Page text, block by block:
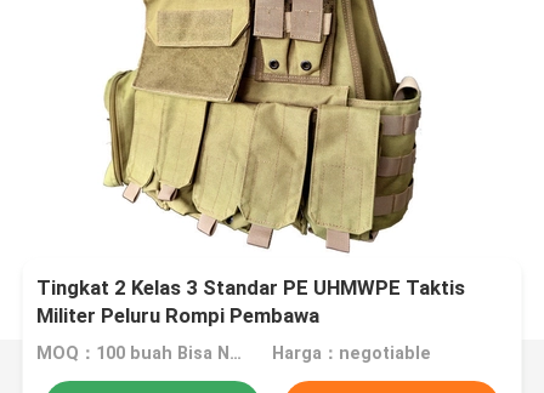
Tingkat 2 Kelas 3 Standar PE UHMWPE Taktis
Militer Peluru Rompi Pembawa
MOQ：100 buah Bisa Nego Harga：negotiable